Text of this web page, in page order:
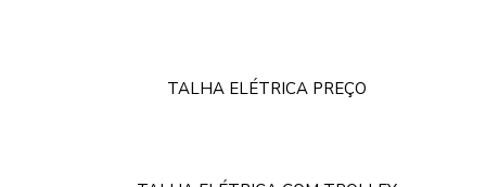
TALHA ELÉTRICA PREÇO